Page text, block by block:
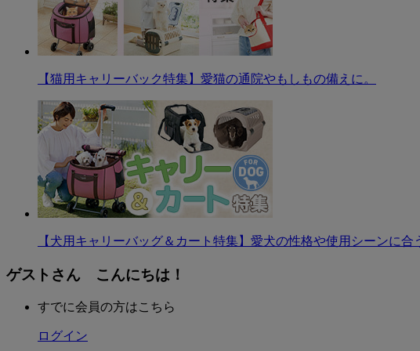
【猫用キャリーバック特集】愛猫の通院やもしもの備えに。
【犬用キャリーバッグ＆カート特集】愛犬の性格や使用シーンに合
ゲストさん こんにちは！
すでに会員の方はこちら
ログイン